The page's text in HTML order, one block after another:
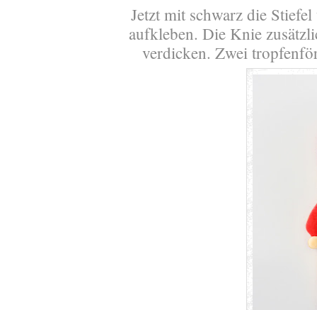
Jetzt mit schwarz die
aufkleben. Die Knie
verdicken. Zwei